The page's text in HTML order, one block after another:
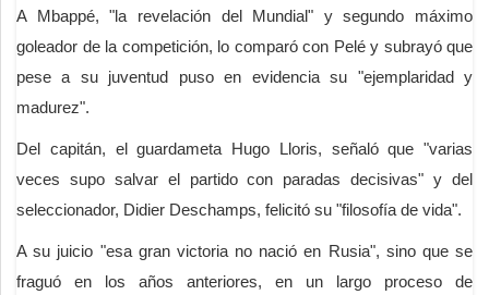
A Mbappé, "la revelación del Mundial" y segundo máximo
goleador de la competición, lo comparó con Pelé y subrayó que
pese a su juventud puso en evidencia su "ejemplaridad y
madurez".
Del capitán, el guardameta Hugo Lloris, señaló que "varias
veces supo salvar el partido con paradas decisivas" y del
seleccionador, Didier Deschamps, felicitó su "filosofía de vida".
A su juicio "esa gran victoria no nació en Rusia", sino que se
fraguó en los años anteriores, en un largo proceso de